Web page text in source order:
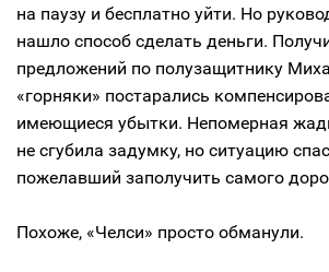
на паузу и бесплатно уйти. Но
нашло способ сделать деньги.
предложений по полузащитнику
«горняки» постарались
имеющиеся убытки. Непомерная
не сгубила задумку, но ситуацию
пожелавший заполучить самого
Похоже, «Челси» просто обманули.